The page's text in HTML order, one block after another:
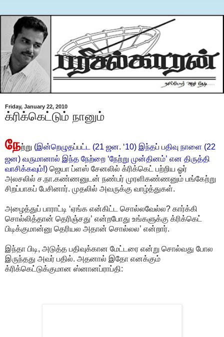
Friday, January 22, 2010
க்ரிக்கெட்டும் நானும்
நேற்று (இன்றெழுதப்பட்ட (21 ஜன. ‘10) இந்தப் பதிவு நாளை (22
ஜன) வருமானால் இந்த நேற்றை ‘நேற்று முன்தினம்’ என திருத்தி
வாசிக்கவும்!) ஜெயா ப்ளஸ் சேனலில் க்ரிக்கெட் பற்றிய ஓர்
அலசலில் ச.நா.கண்ணனுடன் நண்பர் முரளிகண்ணனும் பங்கேற்று
சிறப்பாகப் பேசினார். முதலில் அவருக்கு வாழ்த்துகள்.
அழைத்துப் பாராட்டி ‘ஏங்க என்கிட்ட சொல்லவேல்ல? கார்க்கி
சொல்லித்தான் தெரிஞ்சது’ என்றபோது உங்களுக்கு க்ரிக்கெட்
பிடிக்குமான்னு தெரியல அதான் சொல்லல’ என்றார்.
இந்தா பிடி, அடுத்த பதிவுக்கான மேட்டரை என்று சொல்வது போல
இருந்தது அவர் பதில். அதனால் இதோ எனக்கும்
க்ரிக்கெட்டுக்குமான ஸ்னானப்ராப்தி: